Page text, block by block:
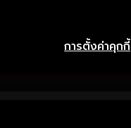
การตั้งค่าคุกกี้